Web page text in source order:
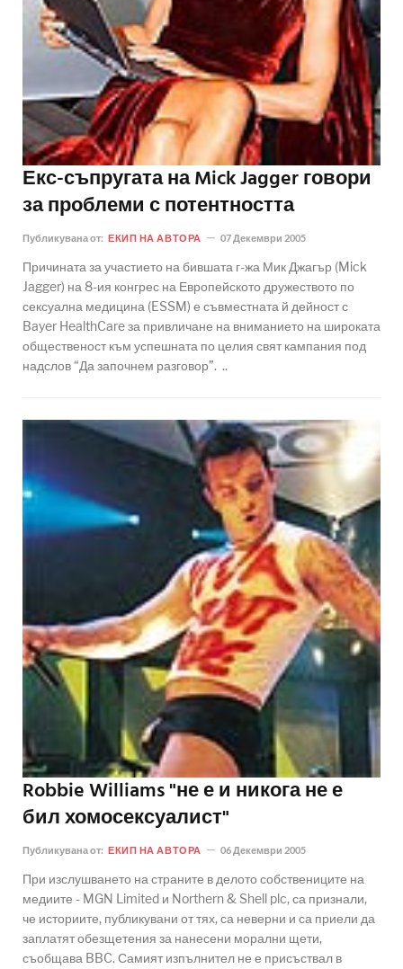
Екс-съпругата на Mick Jagger говори
за проблеми с потентността
Публикувана от: ЕКИП НА АВТОРА 07 Декември 2005
Причината за участието на бившата г-жа Мик Джагър (Mick
Jagger) на 8-ия конгрес на Европейското дружеството по
сексуална медицина (ESSM) е съвместната й дейност с
Bayer HealthCare за привличане на вниманието на широката
общественост към успешната по целия свят кампания под
надслов “Да започнем разговор”. ..
Robbie Williams "не е и никога не е
бил хомосексуалист"
Публикувана от: ЕКИП НА АВТОРА 06 Декември 2005
При изслушването на страните в делото собствениците на
медиите - MGN Limited и Northern & Shell plc, са признали,
че историите, публикувани от тях, са неверни и са приели да
заплатят обезщетения за нанесени морални щети,
съобщава BBC. Самият изпълнител не е присъствал в